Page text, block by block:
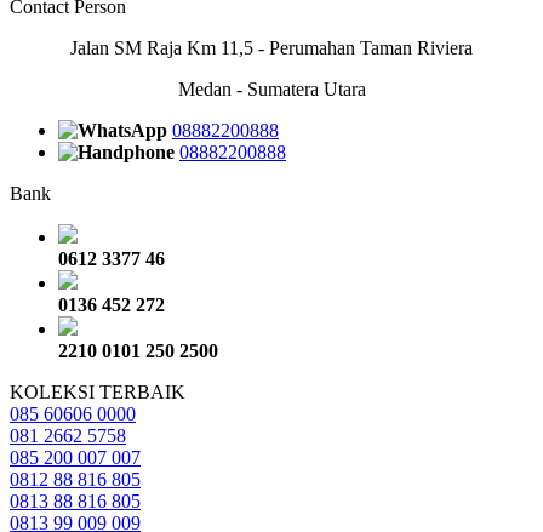
Contact Person
Jalan SM Raja Km 11,5 - Perumahan Taman Riviera
Medan - Sumatera Utara
08882200888
08882200888
Bank
0612 3377 46
0136 452 272
2210 0101 250 2500
KOLEKSI TERBAIK
085 60606 0000
081 2662 5758
085 200 007 007
0812 88 816 805
0813 88 816 805
0813 99 009 009